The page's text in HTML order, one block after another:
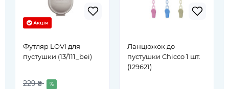
Акція
Футляр LOVI для
пустушки (13/111_bei)
229 ₴ %
Ланцюжок до
пустушки Chicco 1 шт.
(129621)